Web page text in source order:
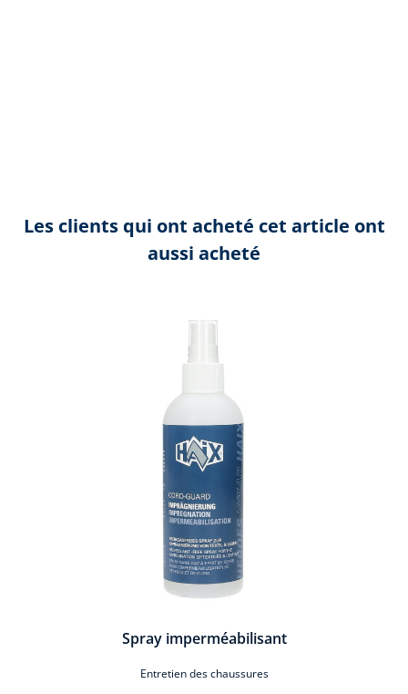
Les clients qui ont acheté cet article ont
aussi acheté
Ignorer la galerie de produits
Spray imperméabilisant
Entretien des chaussures